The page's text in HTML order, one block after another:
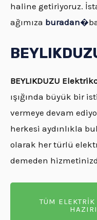
haline getiriyoruz.
ağımıza buradan�
BEYLIKDUZU
ışığında büyük bir
vermeye devam
herkesi aydınlıkla
olarak her türlü
demeden
TÜM